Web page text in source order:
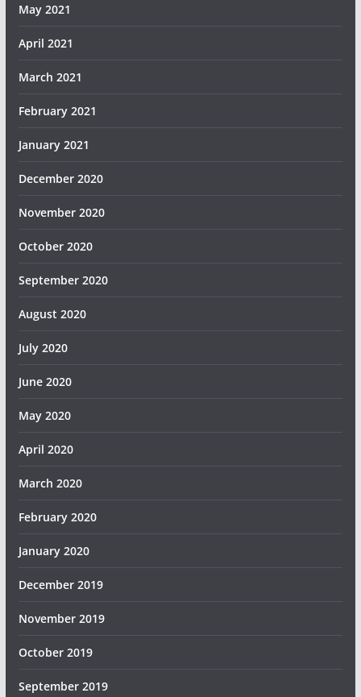
May 2021
April 2021
March 2021
February 2021
January 2021
December 2020
November 2020
October 2020
September 2020
August 2020
July 2020
June 2020
May 2020
April 2020
March 2020
February 2020
January 2020
December 2019
November 2019
October 2019
September 2019